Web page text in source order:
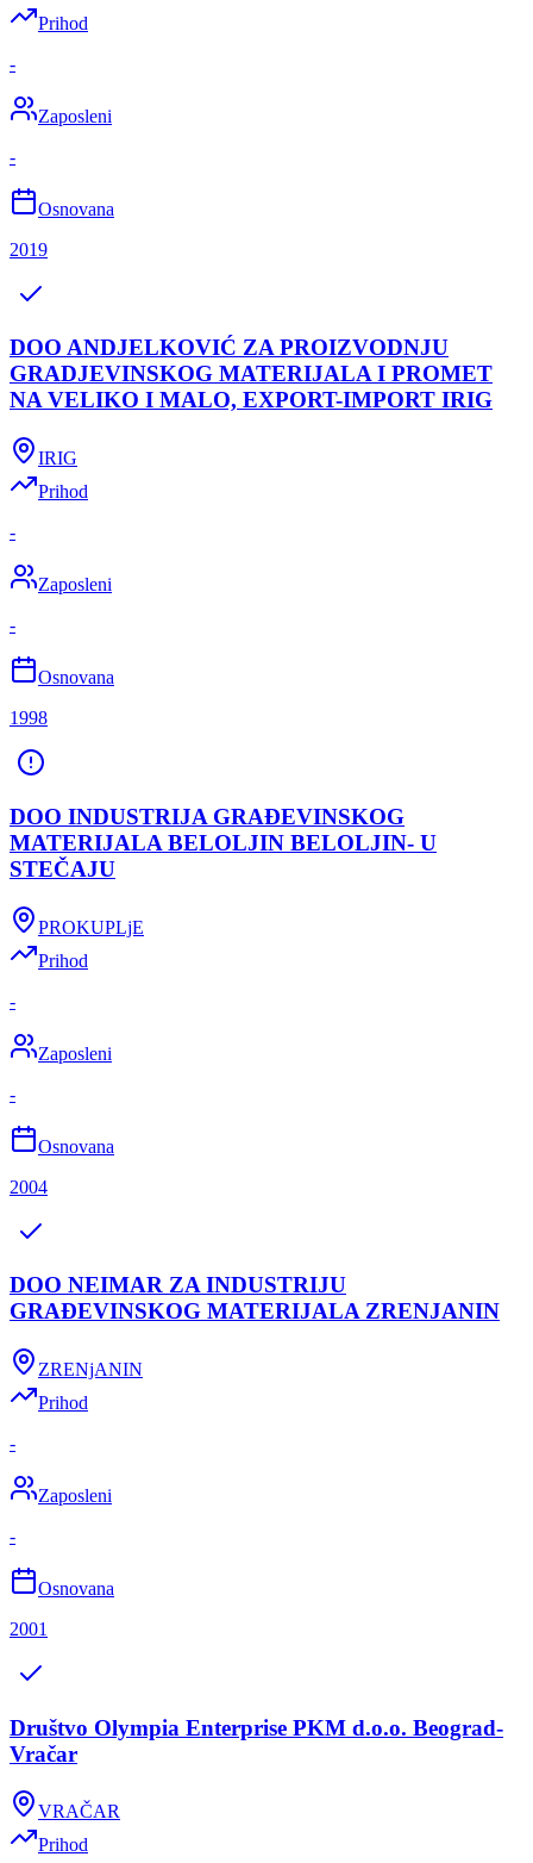
Prihod
-
Zaposleni
-
Osnovana
2019
DOO ANDJELKOVIĆ ZA PROIZVODNJU
GRADJEVINSKOG MATERIJALA I PROMET
NA VELIKO I MALO, EXPORT-IMPORT IRIG
IRIG
Prihod
-
Zaposleni
-
Osnovana
1998
DOO INDUSTRIJA GRAĐEVINSKOG
MATERIJALA BELOLJIN BELOLJIN- U
STEČAJU
PROKUPLjE
Prihod
-
Zaposleni
-
Osnovana
2004
DOO NEIMAR ZA INDUSTRIJU
GRAĐEVINSKOG MATERIJALA ZRENJANIN
ZRENjANIN
Prihod
-
Zaposleni
-
Osnovana
2001
Društvo Olympia Enterprise PKM d.o.o. Beograd-
Vračar
VRAČAR
Prihod